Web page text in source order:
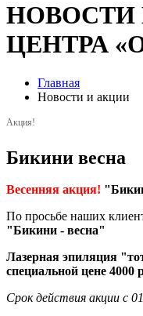
НОВОСТИ
ЦЕНТРА
Главная
Новости и акции
Акция!
Бикини весна
Весенняя акция!
По просьбе наших
"Бикини - весна"
Лазерная эпиляция
специальной цене 4000
Срок действия акции с